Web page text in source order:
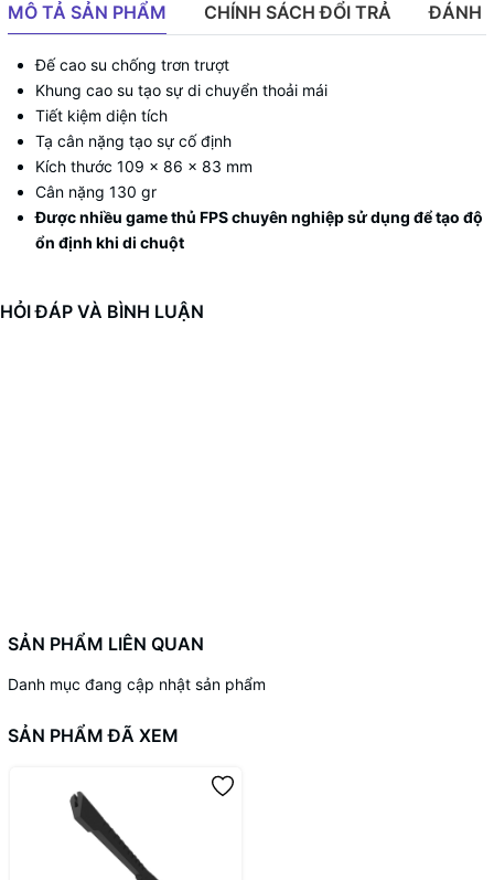
MÔ TẢ SẢN PHẨM CHÍNH SÁCH ĐỔI TRẢ ĐÁNH
Đế cao su chống trơn trượt
Khung cao su tạo sự di chuyển thoải mái
Tiết kiệm diện tích
Tạ cân nặng tạo sự cố định
Kích thước 109 x 86 x 83 mm
Cân nặng 130 gr
Được nhiều game thủ FPS chuyên nghiệp sử dụng để tạo độ
ổn định khi di chuột
HỎI ĐÁP VÀ BÌNH LUẬN
SẢN PHẨM LIÊN QUAN
Danh mục đang cập nhật sản phẩm
SẢN PHẨM ĐÃ XEM